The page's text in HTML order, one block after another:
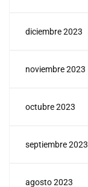
diciembre 2023
noviembre 2023
octubre 2023
septiembre 2023
agosto 2023